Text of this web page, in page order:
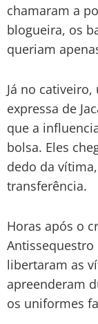
chamaram a
blogueira, os
queriam
Já no
expressa de
que a
bolsa. Eles
dedo da
transferência.
Horas após o
libertaram as
apreenderam
os uniformes